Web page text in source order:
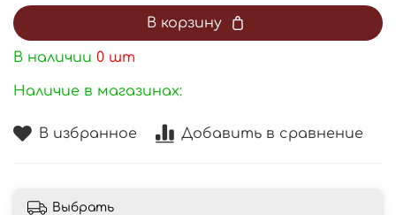
В избранное Добавить в сравнение
В корзину
В наличии 0 шт
Наличие в магазинах:
Выбрать